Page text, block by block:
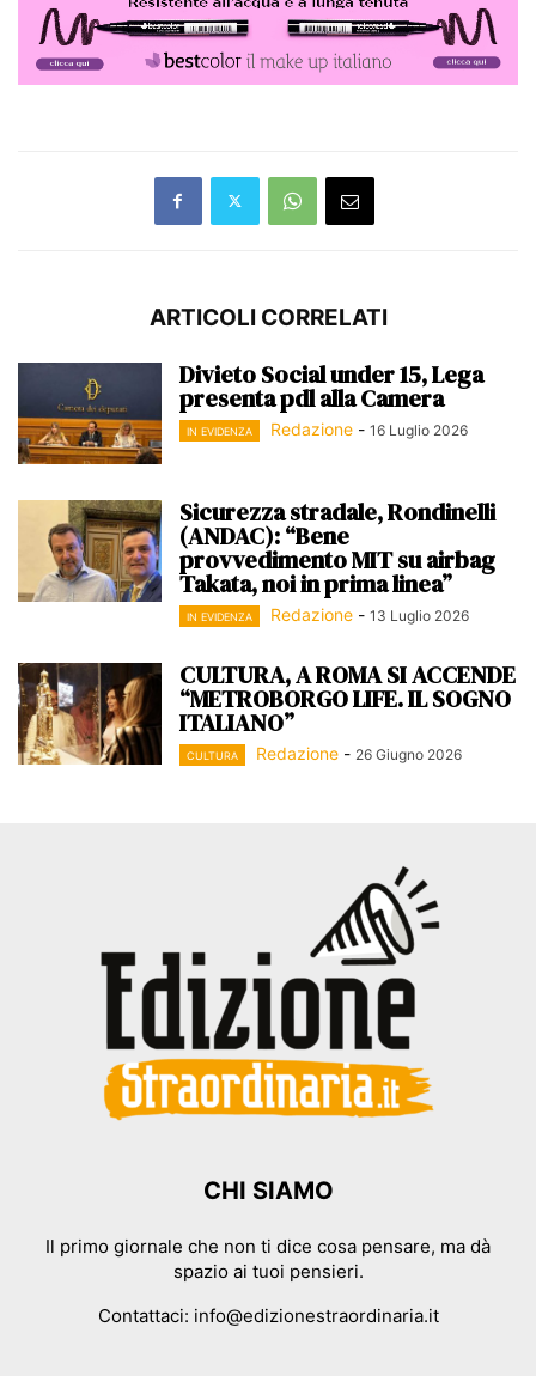
ARTICOLI CORRELATI
Divieto Social under 15, Lega
presenta pdl alla Camera
IN EVIDENZA Redazione - 16 Luglio 2026
Sicurezza stradale, Rondinelli
(ANDAC): “Bene
provvedimento MIT su airbag
Takata, noi in prima linea”
IN EVIDENZA Redazione - 13 Luglio 2026
CULTURA, A ROMA SI ACCENDE
“METROBORGO LIFE. IL SOGNO
ITALIANO”
CULTURA Redazione - 26 Giugno 2026
CHI SIAMO
Il primo giornale che non ti dice cosa pensare, ma dà
spazio ai tuoi pensieri.
Contattaci: info@edizionestraordinaria.it